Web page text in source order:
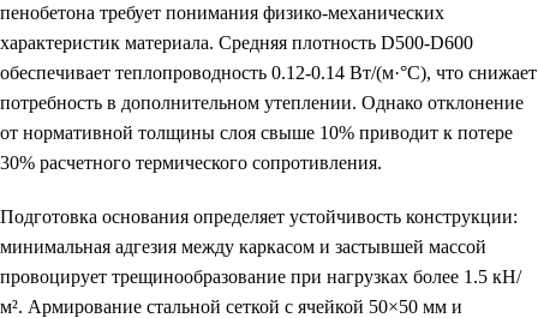
пенобетона требует понимания физико-механических
характеристик материала. Средняя плотность D500-D600
обеспечивает теплопроводность 0.12-0.14 Вт/(м·°C), что снижает
потребность в дополнительном утеплении. Однако отклонение
от нормативной толщины слоя свыше 10% приводит к потере
30% расчетного термического сопротивления.
Подготовка основания определяет устойчивость конструкции:
минимальная адгезия между каркасом и застывшей массой
провоцирует трещинообразование при нагрузках более 1.5 кН/
м². Армирование стальной сеткой с ячейкой 50×50 мм и